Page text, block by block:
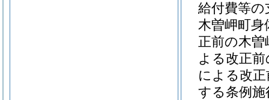
給付費等
木曽岬町身
正前の木
よる改正
による改
する条例施